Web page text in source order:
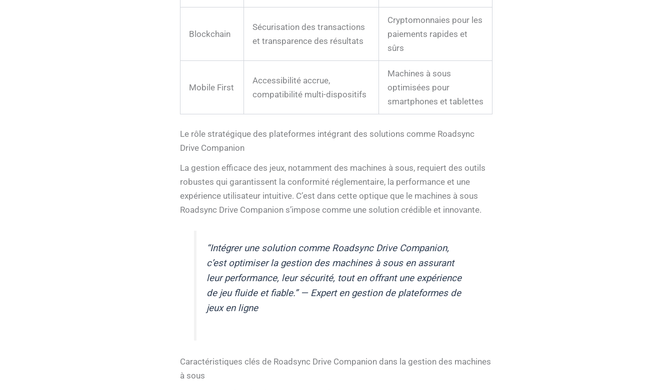
Blockchain
Sécurisation des transactions
et transparence des résultats
Cryptomonnaies pour les
paiements rapides et
sûrs
Mobile First
Accessibilité accrue,
compatibilité multi-dispositifs
Machines à sous
optimisées pour
smartphones et tablettes
Le rôle stratégique des plateformes intégrant des solutions comme Roadsync
Drive Companion
La gestion efficace des jeux, notamment des machines à sous, requiert des outils
robustes qui garantissent la conformité réglementaire, la performance et une
expérience utilisateur intuitive. C’est dans cette optique que le machines à sous
Roadsync Drive Companion s’impose comme une solution crédible et innovante.
“Intégrer une solution comme Roadsync Drive Companion,
c’est optimiser la gestion des machines à sous en assurant
leur performance, leur sécurité, tout en offrant une expérience
de jeu fluide et fiable.” — Expert en gestion de plateformes de
jeux en ligne
Caractéristiques clés de Roadsync Drive Companion dans la gestion des machines
à sous